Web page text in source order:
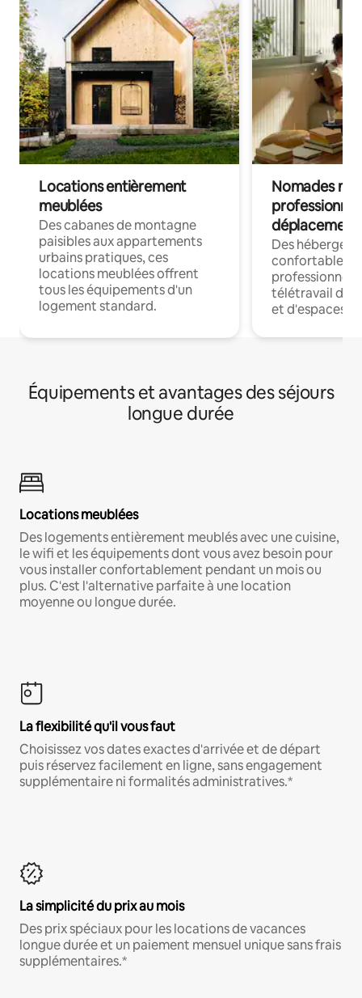
Locations entièrement
meublées
Des cabanes de montagne
paisibles aux appartements
urbains pratiques, ces
locations meublées offrent
tous les équipements d'un
logement standard.
Nomades
déplacement
Des
confortables
professionnels
télétravail
et d'espaces
Équipements et avantages des séjours
longue durée
Locations meublées
Des logements entièrement meublés avec une cuisine,
le wifi et les équipements dont vous avez besoin pour
vous installer confortablement pendant un mois ou
plus. C'est l'alternative parfaite à une location
moyenne ou longue durée.
La flexibilité qu'il vous faut
Choisissez vos dates exactes d'arrivée et de départ
puis réservez facilement en ligne, sans engagement
supplémentaire ni formalités administratives.*
La simplicité du prix au mois
Des prix spéciaux pour les locations de vacances
longue durée et un paiement mensuel unique sans frais
supplémentaires.*